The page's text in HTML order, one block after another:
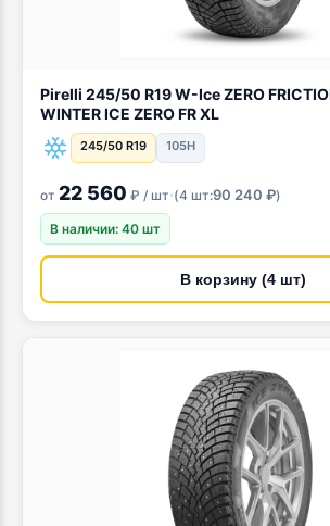
Pirelli 245/50 R19 W-Ice ZERO FRICTION 105H
WINTER ICE ZERO FR XL
245/50 R19 105H
от 22 560 ₽ / шт·(4 шт:90 240 ₽)
В наличии: 40 шт
В корзину (4 шт)